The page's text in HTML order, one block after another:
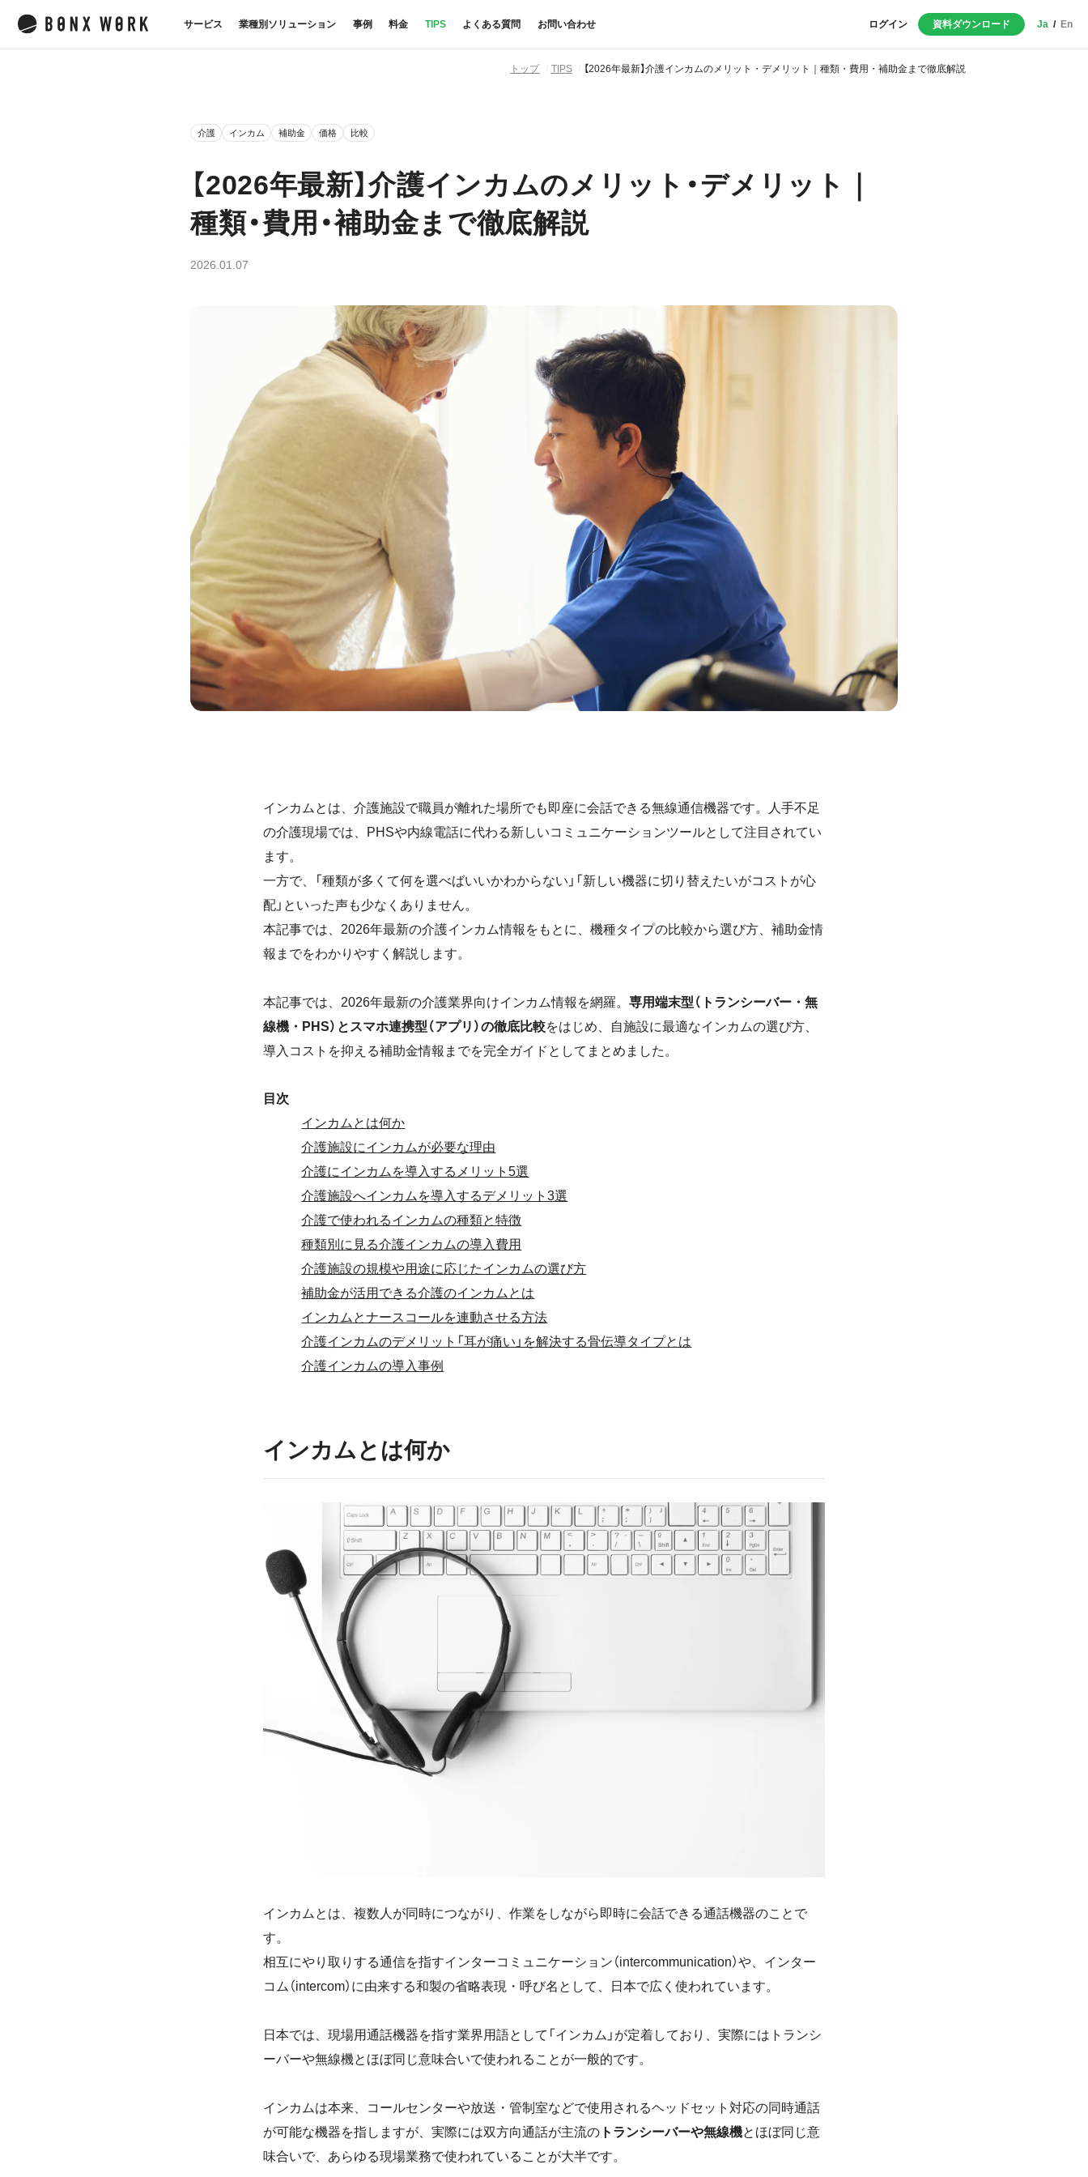
サービス 業種別ソリューション 事例 料金 TIPS よくある質問 お問い合わせ ログイン 資料ダウンロード Ja / En
トップ TIPS 【2026年最新】介護インカムのメリット・デメリット｜種類・費用・補助金まで徹底解説
介護 インカム 補助金 価格 比較
【2026年最新】介護インカムのメリット・デメリット｜
種類・費用・補助金まで徹底解説
2026.01.07
インカムとは、介護施設で職員が離れた場所でも即座に会話できる無線通信機器です。人手不足
の介護現場では、PHSや内線電話に代わる新しいコミュニケーションツールとして注目されてい
ます。
一方で、「種類が多くて何を選べばいいかわからない」「新しい機器に切り替えたいがコストが心
配」といった声も少なくありません。
本記事では、2026年最新の介護インカム情報をもとに、機種タイプの比較から選び方、補助金情
報までをわかりやすく解説します。
本記事では、2026年最新の介護業界向けインカム情報を網羅。 専用端末型（トランシーバー・無
線機・PHS）とスマホ連携型（アプリ）の徹底比較をはじめ、自施設に最適なインカムの選び方、
導入コストを抑える補助金情報までを完全ガイドとしてまとめました。
目次
インカムとは何か
介護施設にインカムが必要な理由
介護にインカムを導入するメリット5選
介護施設へインカムを導入するデメリット3選
介護で使われるインカムの種類と特徴
種類別に見る介護インカムの導入費用
介護施設の規模や用途に応じたインカムの選び方
補助金が活用できる介護のインカムとは
インカムとナースコールを連動させる方法
介護インカムのデメリット「耳が痛い」を解決する骨伝導タイプとは
介護インカムの導入事例
インカムとは何か
インカムとは、複数人が同時につながり、作業をしながら即時に会話できる通話機器のことで
す。
相互にやり取りする通信を指すインターコミュニケーション（intercommunication）や、インター
コム（intercom）に由来する和製の省略表現・呼び名として、日本で広く使われています。
日本では、現場用通話機器を指す業界用語として「インカム」が定着しており、実際にはトランシ
ーバーや無線機とほぼ同じ意味合いで使われることが一般的です。
インカムは本来、コールセンターや放送・管制室などで使用されるヘッドセット対応の同時通話
が可能な機器を指しますが、実際には双方向通話が主流のトランシーバーや無線機とほぼ同じ意
味合いで、あらゆる現場業務で使われていることが大半です。